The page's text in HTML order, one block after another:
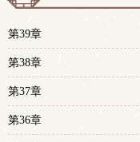
第39章
第38章
第37章
第36章